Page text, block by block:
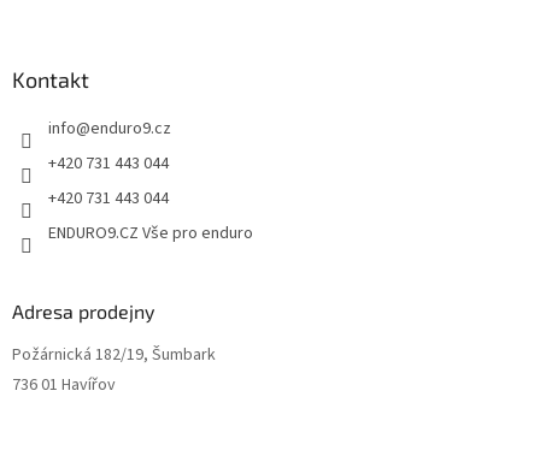
Kontakt
info@enduro9.cz
+420 731 443 044
+420 731 443 044
ENDURO9.CZ Vše pro enduro
Adresa prodejny
Požárnická 182/19, Šumbark
736 01 Havířov